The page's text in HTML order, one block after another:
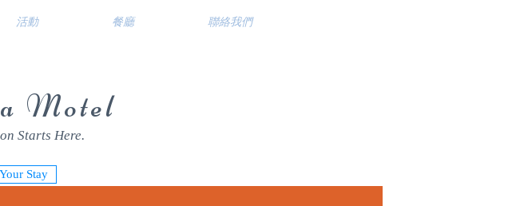
活動 餐廳 聯絡我們
Motel
Starts Here.
Stay